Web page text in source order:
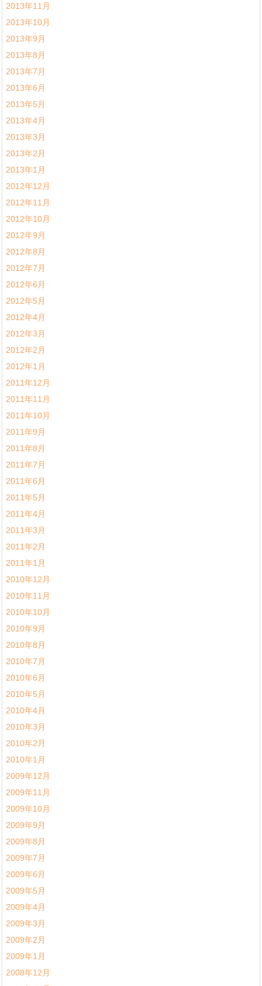
2013年11月
2013年10月
2013年9月
2013年8月
2013年7月
2013年6月
2013年5月
2013年4月
2013年3月
2013年2月
2013年1月
2012年12月
2012年11月
2012年10月
2012年9月
2012年8月
2012年7月
2012年6月
2012年5月
2012年4月
2012年3月
2012年2月
2012年1月
2011年12月
2011年11月
2011年10月
2011年9月
2011年8月
2011年7月
2011年6月
2011年5月
2011年4月
2011年3月
2011年2月
2011年1月
2010年12月
2010年11月
2010年10月
2010年9月
2010年8月
2010年7月
2010年6月
2010年5月
2010年4月
2010年3月
2010年2月
2010年1月
2009年12月
2009年11月
2009年10月
2009年9月
2009年8月
2009年7月
2009年6月
2009年5月
2009年4月
2009年3月
2009年2月
2009年1月
2008年12月